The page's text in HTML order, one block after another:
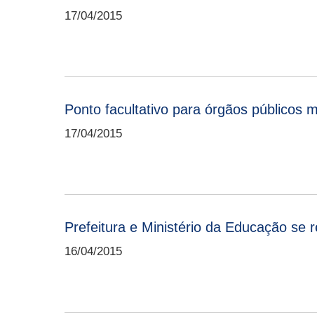
17/04/2015
Ponto facultativo para órgãos públicos
17/04/2015
Prefeitura e Ministério da Educação se
16/04/2015